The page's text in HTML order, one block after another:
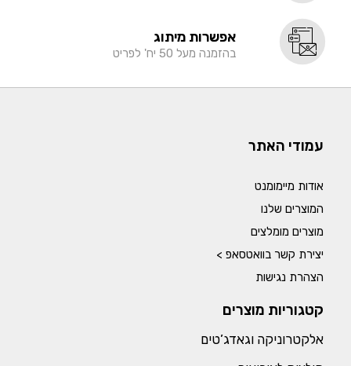
אפשרות מיתוג
בהזמנה מעל 50 יח' לפריט
עמודי האתר
אודות מיימומנט
המוצרים שלנו
מוצרים מומלצים
יצירת קשר בוואטסאפ >
הצהרת נגישות
קטגוריות מוצרים
אלקטרוניקה וגאדג’טים